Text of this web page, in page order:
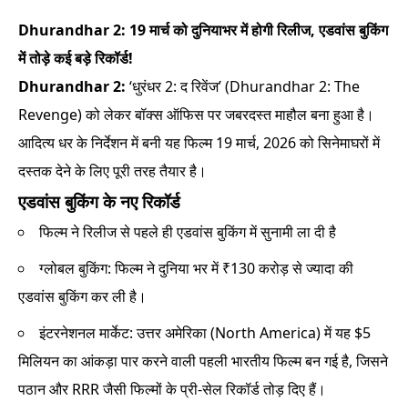
Dhurandhar 2: 19 मार्च को दुनियाभर में होगी रिलीज, एडवांस बुकिंग
में तोड़े कई बड़े रिकॉर्ड!
Dhurandhar 2: ‘धुरंधर 2: द रिवेंज’ (Dhurandhar 2: The
Revenge) को लेकर बॉक्स ऑफिस पर जबरदस्त माहौल बना हुआ है।
आदित्य धर के निर्देशन में बनी यह फिल्म 19 मार्च, 2026 को सिनेमाघरों में
दस्तक देने के लिए पूरी तरह तैयार है।
एडवांस बुकिंग के नए रिकॉर्ड
फिल्म ने रिलीज से पहले ही एडवांस बुकिंग में सुनामी ला दी है
ग्लोबल बुकिंग: फिल्म ने दुनिया भर में ₹130 करोड़ से ज्यादा की
एडवांस बुकिंग कर ली है।
इंटरनेशनल मार्केट: उत्तर अमेरिका (North America) में यह $5
मिलियन का आंकड़ा पार करने वाली पहली भारतीय फिल्म बन गई है, जिसने
पठान और RRR जैसी फिल्मों के प्री-सेल रिकॉर्ड तोड़ दिए हैं।